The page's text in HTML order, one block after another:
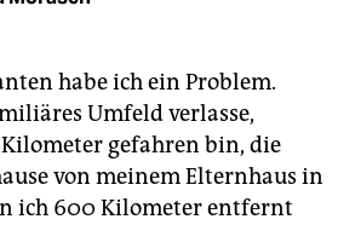
habe ich ein Problem.
Umfeld verlasse,
gefahren bin, die
von meinem Elternhaus in
ich 600 Kilometer entfernt